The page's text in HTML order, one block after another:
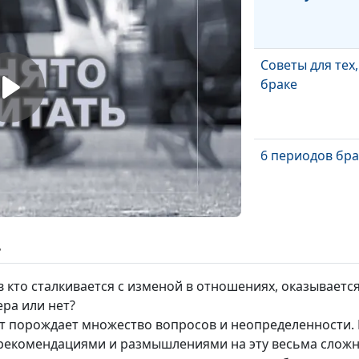
Советы для
браке
6 периодов
подростком
Сложности
сталкивается с изменой в отношениях,
или нет?
множество вопросов и неопределенности.
и размышлениями на эту весьма